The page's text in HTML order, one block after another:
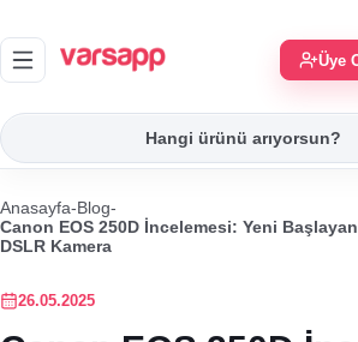
Üye
Anasayfa-Blog-
Canon EOS 250D İncelemesi: Yeni
DSLR Kamera
26.05.2025